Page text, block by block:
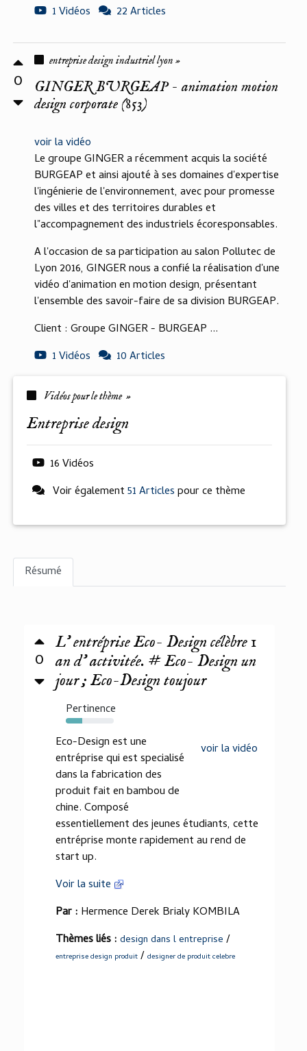
1 Vidéos
22 Articles
0
entreprise design industriel lyon »
GINGER BURGEAP - animation motion
design corporate (853)
voir la vidéo
Le groupe GINGER a récemment acquis la société
BURGEAP et ainsi ajouté à ses domaines d'expertise
l'ingénierie de l'environnement, avec pour promesse
des villes et des territoires durables et
l"accompagnement des industriels écoresponsables.
A l'occasion de sa participation au salon Pollutec de
Lyon 2016, GINGER nous a confié la réalisation d'une
vidéo d'animation en motion design, présentant
l'ensemble des savoir-faire de sa division BURGEAP.
Client : Groupe GINGER - BURGEAP ...
1 Vidéos
10 Articles
Vidéos pour le thème »
entreprise design
16 Vidéos
Voir également51 Articlespour ce thème
Résumé
0
L' entréprise Eco- Design célèbre 1
an d' activitée. # Eco- Design un
jour ; Eco-Design toujour
Pertinence
34%
voir la vidéo
Eco-Design est une
entréprise qui est specialisé
dans la fabrication des
produit fait en bambou de
chine. Composé
essentiellement des jeunes étudiants, cette
entréprise monte rapidement au rend de
start up.
Voir la suite
Par : Hermence Derek Brialy KOMBILA
Thèmes liés : design dans l entreprise /
entreprise design produit / designer de produit celebre